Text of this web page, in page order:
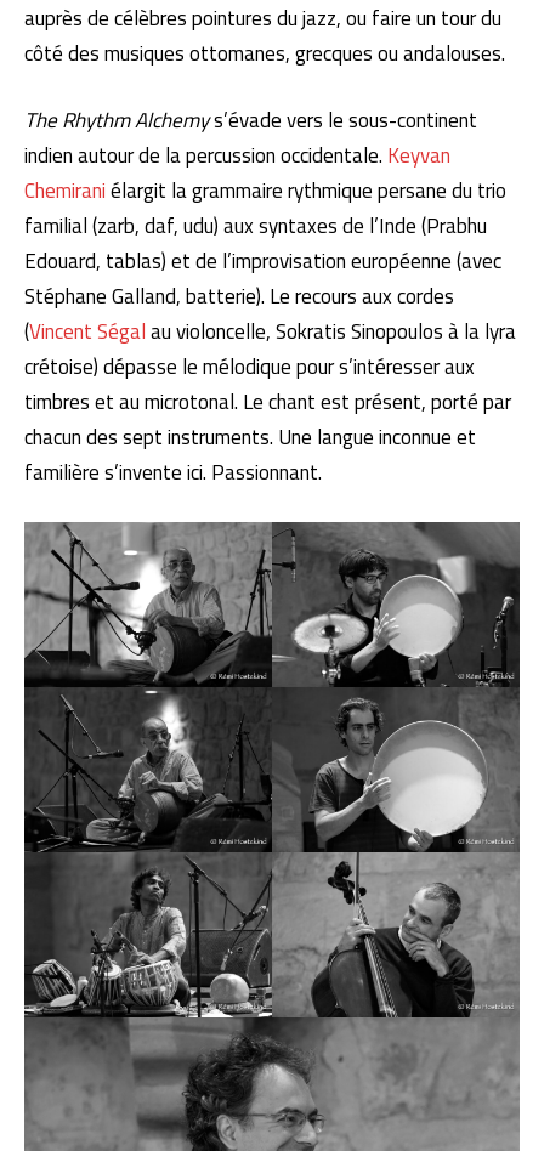
auprès de célèbres pointures du jazz, ou faire un tour du
côté des musiques ottomanes, grecques ou andalouses.
The Rhythm Alchemys’évade vers le sous-continent
indien autour de la percussion occidentale. Keyvan
Chemiraniélargit la grammaire rythmique persane du trio
familial (zarb, daf, udu) aux syntaxes de l’Inde (Prabhu
Edouard, tablas) et de l’improvisation européenne (avec
Stéphane Galland, batterie). Le recours aux cordes
(Vincent Ségalau violoncelle, Sokratis Sinopoulos à la lyra
crétoise) dépasse le mélodique pour s’intéresser aux
timbres et au microtonal. Le chant est présent, porté par
chacun des sept instruments. Une langue inconnue et
familière s’invente ici. Passionnant.